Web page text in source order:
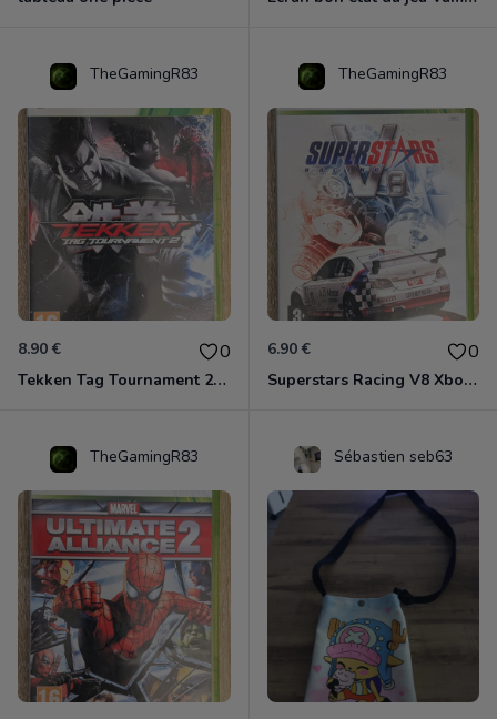
TheGamingR83
8.90 € 0
Tekken Tag Tournament 2 Xbox 360
TheGamingR83
6.90 € 0
Superstars Racing V8 Xbox 360
TheGamingR83 Sébastien seb63